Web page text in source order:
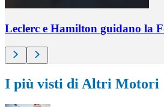
Leclerc e Hamilton guidano la
I più visti di Altri Motori